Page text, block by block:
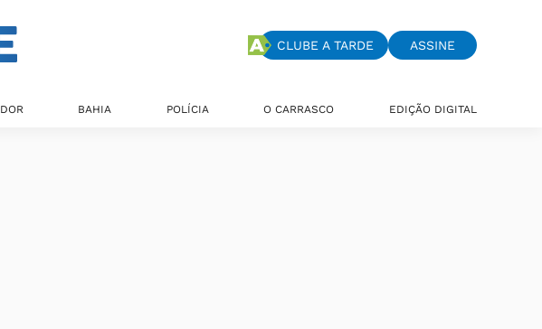
CLUBE A TARDE ASSINE
BAHIA POLÍCIA O CARRASCO EDIÇÃO DIGITAL